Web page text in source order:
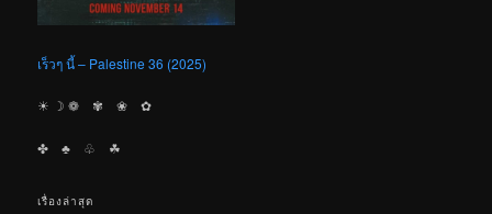
เร็วๆ นี้ – Palestine 36 (2025)
☀︎ ☽ ❁ ✾ ❀ ✿
✤ ♣︎ ♧ ☘︎
เรื่องล่าสุด